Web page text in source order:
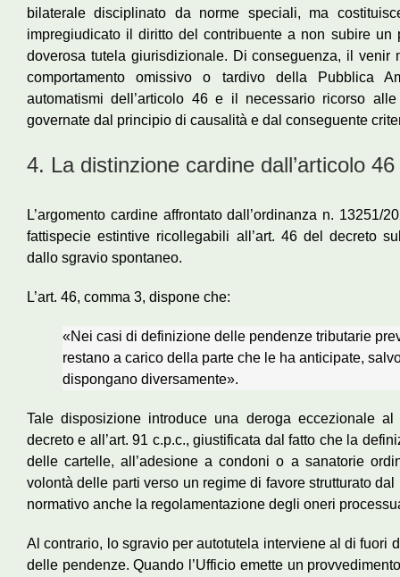
bilaterale disciplinato da norme speciali, ma
impregiudicato il diritto del contribuente a non subire
doverosa tutela giurisdizionale. Di conseguenza, il
comportamento omissivo o tardivo della Pubblica
automatismi dell’articolo 46 e il necessario ricorso
governate dal principio di causalità e dal conseguente
4. La distinzione cardine dall’articolo
L’argomento cardine affrontato dall’ordinanza n.
fattispecie estintive ricollegabili all’art. 46 del decreto
dallo sgravio spontaneo.
L’art. 46, comma 3, dispone che:
«Nei casi di definizione delle pendenze tributarie
restano a carico della parte che le ha anticipate,
dispongano diversamente».
Tale disposizione introduce una deroga eccezionale
decreto e all’art. 91 c.p.c., giustificata dal fatto che la
delle cartelle, all’adesione a condoni o a sanatorie
volontà delle parti verso un regime di favore strutturato
normativo anche la regolamentazione degli oneri
Al contrario, lo sgravio per autotutela interviene al di fuori
delle pendenze. Quando l’Ufficio emette un